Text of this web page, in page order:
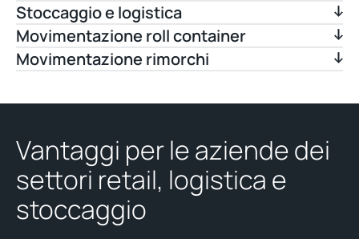
Stoccaggio e logistica
Movimentazione roll container
Movimentazione rimorchi
Vantaggi per le aziende dei
settori retail, logistica e
stoccaggio